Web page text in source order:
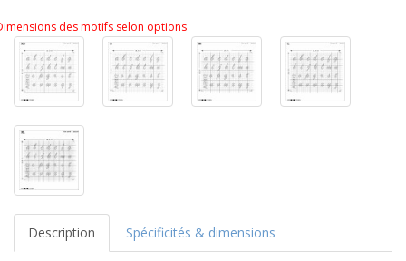
des motifs selon options
Description Spécificités & dimensions